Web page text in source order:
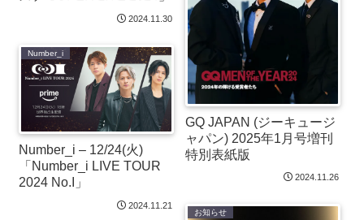
2024.11.30
GQ JAPAN (ジーキュージ
ャパン) 2025年1月号増刊
特別表紙版
2024.11.26
Number_i
Number_i – 12/24(火)
「Number_i LIVE TOUR
2024 No.I」
2024.11.21
お知らせ